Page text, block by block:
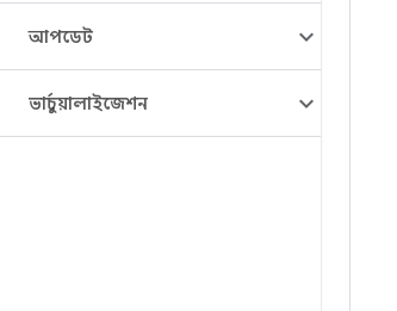
আপডেট
ভার্চুয়ালাইজেশন